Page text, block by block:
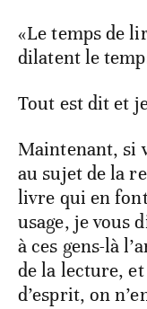
«Le temps de
dilatent le
Tout est dit et
Maintenant, si
au sujet de la
livre qui en
usage, je vous
à ces gens-là
de la lecture,
d’esprit, on